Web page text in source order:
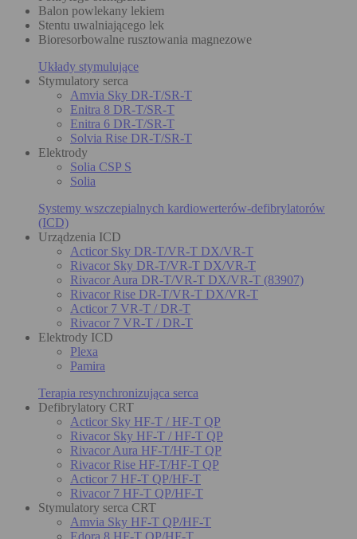
Balon powlekany lekiem
Stentu uwalniającego lek
Bioresorbowalne rusztowania magnezowe
Układy stymulujące
Stymulatory serca
Amvia Sky DR-T/SR-T
Enitra 8 DR-T/SR-T
Enitra 6 DR-T/SR-T
Solvia Rise DR-T/SR-T
Elektrody
Solia CSP S
Solia
Systemy wszczepialnych kardiowerterów-defibrylatorów
(ICD)
Urządzenia ICD
Acticor Sky DR-T/VR-T DX/VR-T
Rivacor Sky DR-T/VR-T DX/VR-T
Rivacor Aura DR-T/VR-T DX/VR-T (83907)
Rivacor Rise DR-T/VR-T DX/VR-T
Acticor 7 VR-T / DR-T
Rivacor 7 VR-T / DR-T
Elektrody ICD
Plexa
Pamira
Terapia resynchronizująca serca
Defibrylatory CRT
Acticor Sky HF-T / HF-T QP
Rivacor Sky HF-T / HF-T QP
Rivacor Aura HF-T/HF-T QP
Rivacor Rise HF-T/HF-T QP
Acticor 7 HF-T QP/HF-T
Rivacor 7 HF-T QP/HF-T
Stymulatory serca CRT
Amvia Sky HF-T QP/HF-T
Edora 8 HF-T QP/HF-T